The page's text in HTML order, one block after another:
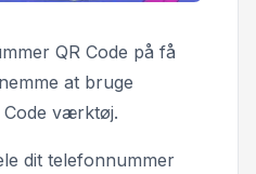
QR Code på få
at bruge
Code værktøj.
dit telefonnummer